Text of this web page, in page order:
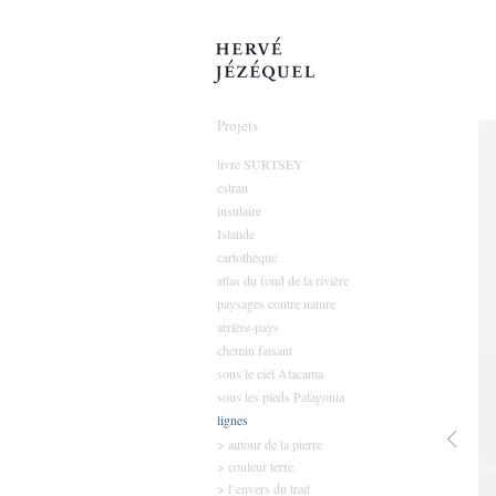
Projets
livre SURTSEY
estran
insulaire
Islande
cartothèque
atlas du fond de la rivière
paysages contre nature
arrière-pays
chemin faisant
sous le ciel Atacama
sous les pieds Patagonia
lignes
> autour de la pierre
> couleur terre
> l’envers du trait